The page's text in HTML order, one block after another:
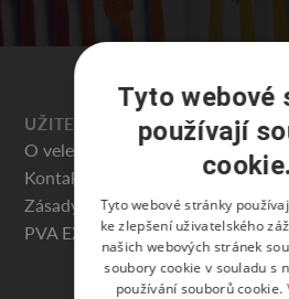
UŽITEČNÉ
O veletrhu
Kontakty
Zásady ochrany osobních údajů
PVA EXPO PRAHA
Tyto webové
používají
cookie.
Tyto webové stránky
ke zlepšení uživatelského
našich webových stránek
soubory cookie v souladu s
používání souborů cookie.